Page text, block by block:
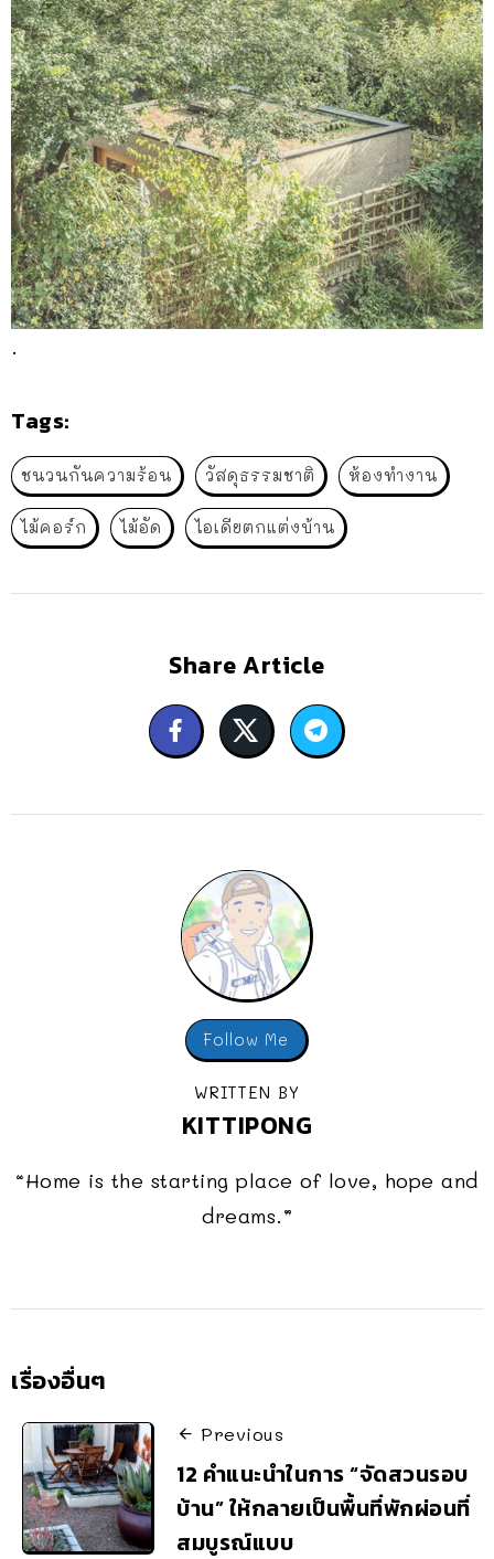
.
Tags:
ชนวนกันความร้อน วัสดุธรรมชาติ ห้องทำงาน
ไม้คอร์ก ไม้อัด ไอเดียตกแต่งบ้าน
Share Article
Follow Me
WRITTEN BY
KITTIPONG
“Home is the starting place of love, hope and
dreams.”
เรื่องอื่นๆ
Previous
12 คำแนะนำในการ “จัดสวนรอบ
บ้าน” ให้กลายเป็นพื้นที่พักผ่อนที่
สมบูรณ์แบบ